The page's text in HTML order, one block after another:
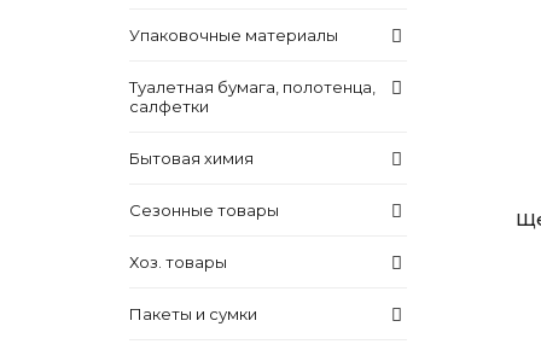
Упаковочные материалы
Туалетная бумага, полотенца,
салфетки
Бытовая химия
Сезонные товары
Хоз. товары
Пакеты и сумки